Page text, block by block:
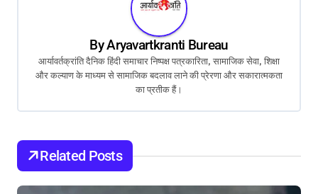
a
ByAryavartkranti Bureau
आर्यावर्तक्रांति दैनिक हिंदी समाचार निष्पक्ष पत्रकारिता, सामाजिक सेवा, शिक्षा
और कल्याण के माध्यम से सामाजिक बदलाव लाने की प्रेरणा और सकारात्मकता
का प्रतीक हैं।
Related Posts